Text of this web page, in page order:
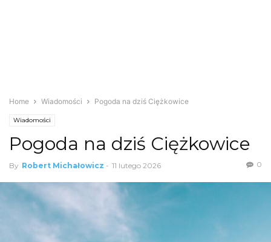
Home Wiadomości Pogoda na dziś Ciężkowice
Wiadomości
Pogoda na dziś Ciężkowice
By Robert Michałowicz - 11 lutego 2026 0